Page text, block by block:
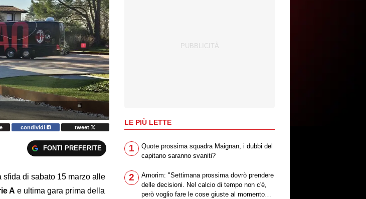
condividi
tweet
FONTI PREFERITE
sfida di sabato 15 marzo alle
A e ultima gara prima della
LE PIÙ LETTE
1
Quote prossima squadra Maignan, i dubbi del
capitano saranno svaniti?
2
Amorim: "Settimana prossima dovrò prendere
delle decisioni. Nel calcio di tempo non c'è,
però voglio fare le cose giuste al momento